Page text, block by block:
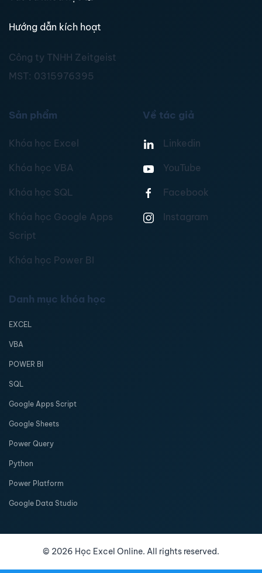
Hướng dẫn kích hoạt
Công ty TNHH Zeitgeist
MST: 0315976395
Sản phẩm
Khóa học Excel
Khóa học VBA
Khóa học SQL
Khóa học Google Apps
Script
Khóa học Power BI
Về tác giả
Linkedin
YouTube
Facebook
Instagram
Danh mục khóa học
EXCEL
VBA
POWER BI
SQL
Google Apps Script
Google Sheets
Power Query
Python
Power Platform
Google Data Studio
© 2026 Học Excel Online. All rights reserved.